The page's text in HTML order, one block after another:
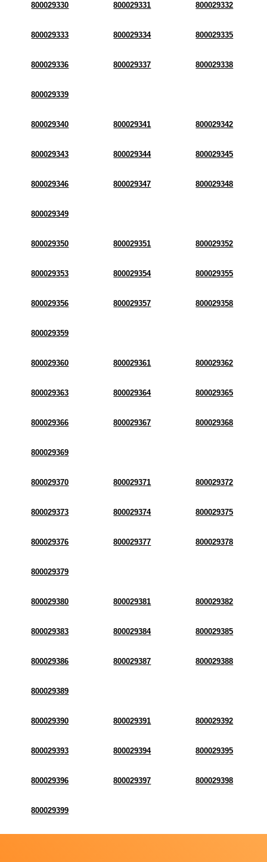
800029330 800029331 800029332
800029333 800029334 800029335
800029336 800029337 800029338
800029339
800029340 800029341 800029342
800029343 800029344 800029345
800029346 800029347 800029348
800029349
800029350 800029351 800029352
800029353 800029354 800029355
800029356 800029357 800029358
800029359
800029360 800029361 800029362
800029363 800029364 800029365
800029366 800029367 800029368
800029369
800029370 800029371 800029372
800029373 800029374 800029375
800029376 800029377 800029378
800029379
800029380 800029381 800029382
800029383 800029384 800029385
800029386 800029387 800029388
800029389
800029390 800029391 800029392
800029393 800029394 800029395
800029396 800029397 800029398
800029399